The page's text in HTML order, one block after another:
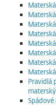
Pravidlá